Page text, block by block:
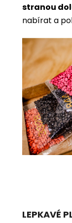
stranou
nabírat a
LEPKAVÉ